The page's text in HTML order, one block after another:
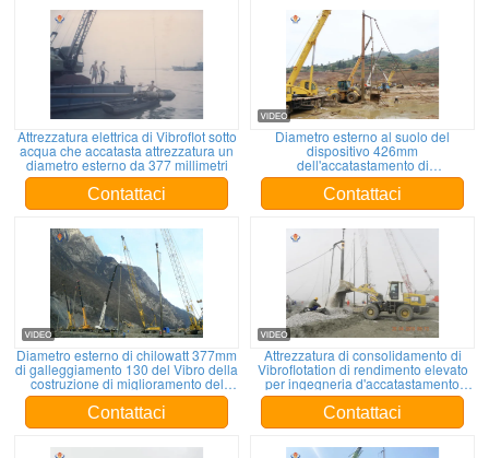
Attrezzatura elettrica di Vibroflot sotto
acqua che accatasta attrezzatura un
diametro esterno da 377 millimetri
Contattaci
Diametro esterno al suolo del
dispositivo 426mm
dell'accatastamento di
consolidamento del Vibro di
miglioramento
Contattaci
Diametro esterno di chilowatt 377mm
di galleggiamento 130 del Vibro della
costruzione di miglioramento del
suolo
Contattaci
Attrezzatura di consolidamento di
Vibroflotation di rendimento elevato
per ingegneria d'accatastamento
profonda
Contattaci